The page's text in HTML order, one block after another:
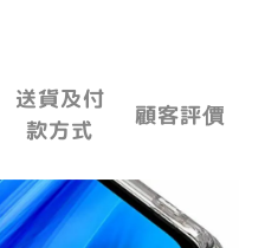
送貨及付
款方式
顧客評價